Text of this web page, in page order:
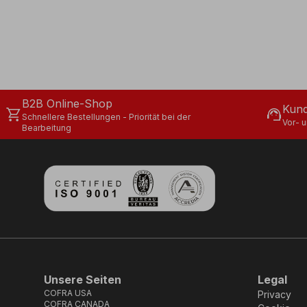
shopping_cart
B2B Online-Shop
Schnellere Bestellungen - Priorität bei der
Bearbeitung
support_agentVor-
Unsere Seiten
COFRA USA
COFRA CANADA
Legal
Privacy